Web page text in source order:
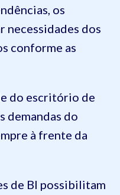
os
necessidades dos
conforme as
do escritório de
demandas do
à frente da
de BI possibilitam